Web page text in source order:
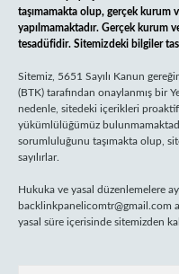
taşımamakta olup, gerçek kurum
yapılmamaktadır. Gerçek kurum
tesadüfidir. Sitemizdeki bilgiler
Sitemiz, 5651 Sayılı Kanun
(BTK) tarafından onaylanmış bir
nedenle, sitedeki içerikleri
yükümlülüğümüz
sorumluluğunu taşımakta olup,
sayılırlar.
Hukuka ve yasal düzenlemelere
backlinkpanelicomtr@gmail.com
yasal süre içerisinde sitemizden